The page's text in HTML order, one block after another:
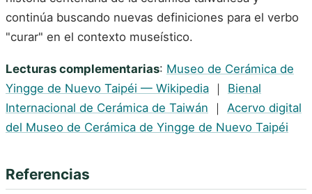
continúa buscando nuevas definiciones para el verbo
"curar" en el contexto museístico.
Lecturas complementarias: Museo de Cerámica de
Yingge de Nuevo Taipéi — Wikipedia ｜ Bienal
Internacional de Cerámica de Taiwán ｜ Acervo digital
del Museo de Cerámica de Yingge de Nuevo Taipéi
Referencias